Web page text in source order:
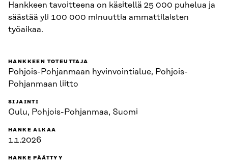
Hankkeen tavoitteena on käsitellä 25 000 puhelua ja
säästää yli 100 000 minuuttia ammattilaisten
työaikaa.
HANKKEEN TOTEUTTAJA
Pohjois-Pohjanmaan hyvinvointialue, Pohjois-
Pohjanmaan liitto
SIJAINTI
Oulu, Pohjois-Pohjanmaa, Suomi
HANKE ALKAA
1.1.2026
HANKE PÄÄTTYY